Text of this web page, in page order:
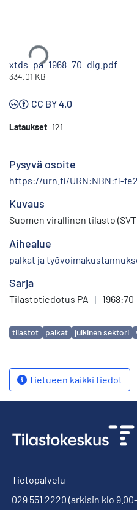
xtds_pa_1968_70_dig.pdf
334.01 KB
CC BY 4.0
Lataukset 121
Pysyvä osoite
https://urn.fi/URN:NBN:fi-
Kuvaus
Suomen virallinen tilasto
Aihealue
palkat ja
Sarja
Tilastotiedotus PA | 1968:70
Avainsanat
tilastot palkat julkinen sektori
Tietueen kaikki tiedot
Tietopalvelu
029 551 2220 (arkisin klo